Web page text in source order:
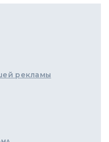
рекламы